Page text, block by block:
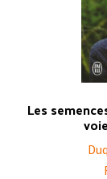
Les